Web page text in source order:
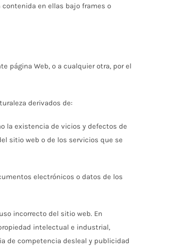
contenida en ellas bajo frames o
página Web, o a cualquier otra, por el
derivados de:
la existencia de vicios y defectos de
sitio web o de los servicios que se
electrónicos o datos de los
incorrecto del sitio web. En
intelectual e industrial,
de competencia desleal y publicidad